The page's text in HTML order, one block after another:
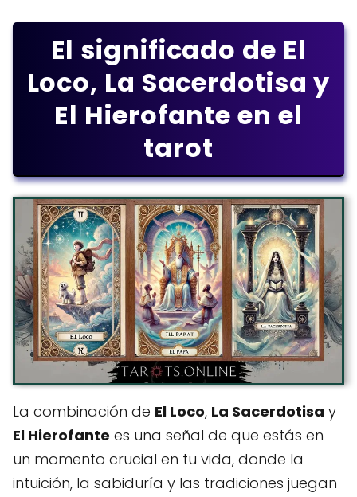
El significado de El
Loco, La Sacerdotisa y
El Hierofante en el
tarot
La combinación de El Loco, La Sacerdotisa y
El Hierofante es una señal de que estás en
un momento crucial en tu vida, donde la
intuición, la sabiduría y las tradiciones juegan